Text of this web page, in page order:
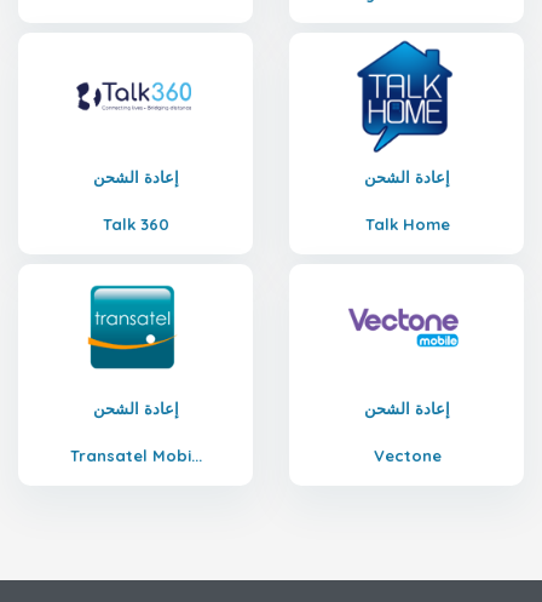
إعادة الشحن
Talk 360
إعادة الشحن
Talk Home
إعادة الشحن
Transatel Mobi...
إعادة الشحن
Vectone